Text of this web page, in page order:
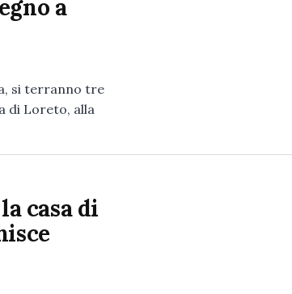
a
si terranno tre
di Loreto, alla
casa di